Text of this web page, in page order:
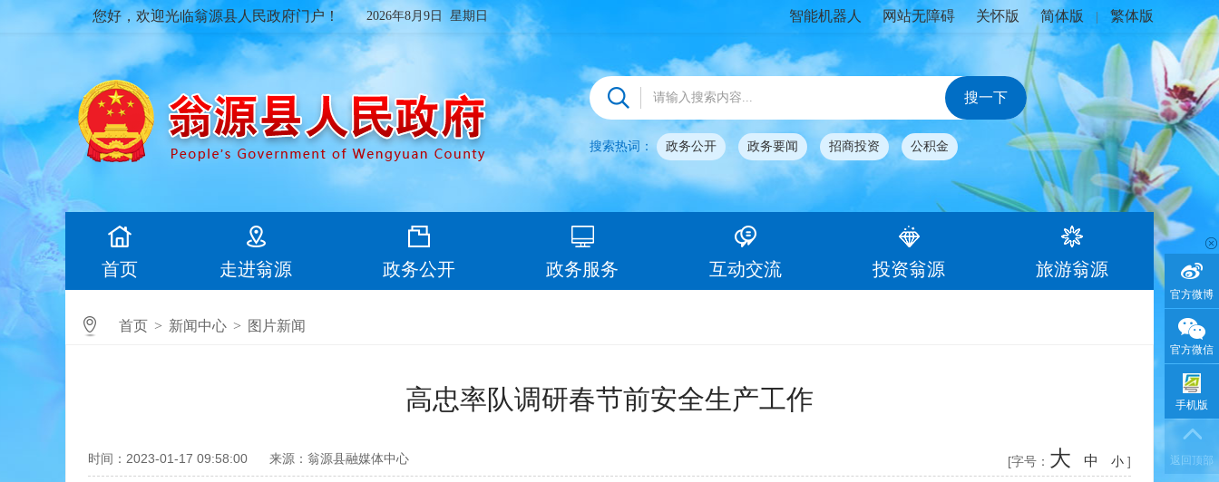
官方微博
官方微信
手机版
您好，欢迎光临翁源县人民政府门户！ 2026年8月9日 星期日 智能机器人 网站无障碍 关怀版 简体版 繁体版
搜索热词： 政务公开 政务要闻 招商投资 公积金
首页 走进翁源 政务公开 政务服务 互动交流 投资翁源 旅游翁源
首页 > 新闻中心 > 图片新闻
高忠率队调研春节前安全生产工作
时间：2023-01-17 09:58:00 来源：翁源县融媒体中心 [字号： 大 中 小 ]